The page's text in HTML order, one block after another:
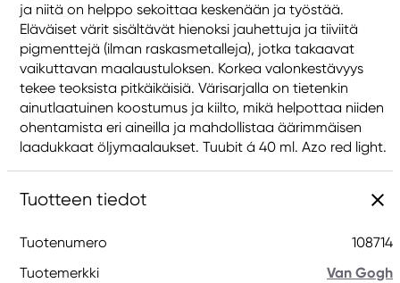
ja niitä on helppo sekoittaa keskenään ja työstää.
Eläväiset värit sisältävät hienoksi jauhettuja ja tiiviitä
pigmenttejä (ilman raskasmetalleja), jotka takaavat
vaikuttavan maalaustuloksen. Korkea valonkestävyys
tekee teoksista pitkäikäisiä. Värisarjalla on tietenkin
ainutlaatuinen koostumus ja kiilto, mikä helpottaa niiden
ohentamista eri aineilla ja mahdollistaa äärimmäisen
laadukkaat öljymaalaukset. Tuubit á 40 ml. Azo red light.
Tuotteen tiedot
Tuotenumero
108714
Tuotemerkki
Van Gogh